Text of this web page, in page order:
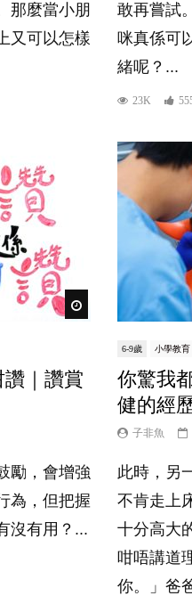
那麼當小朋
又可以怎樣
敢再嘗試
咪真係可
緒呢？...
23K
Watch Later
讚｜讚賞
勵，會增強
為，但把握
沒有用？...
6-9歲 小學教育
你驚我
健的經
子非魚
此時，另
不肯走上
十分高大
咁唔講道
你。」爸